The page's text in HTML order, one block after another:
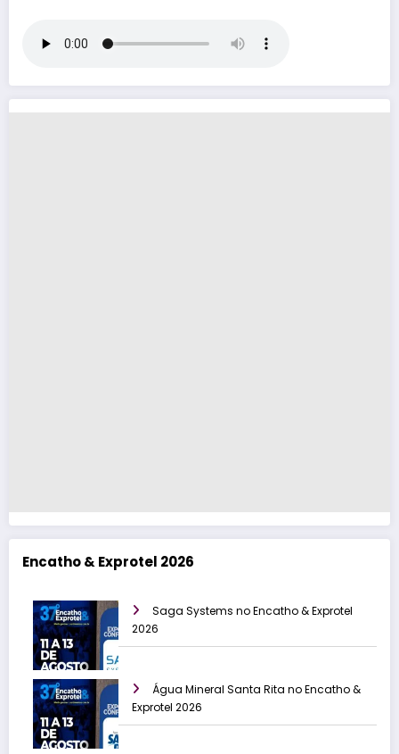
Encatho & Exprotel 2026
Saga Systems no Encatho & Exprotel
2026
Água Mineral Santa Rita no Encatho &
Exprotel 2026